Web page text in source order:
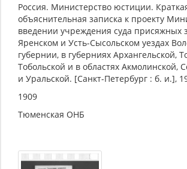
Россия. Министерство юстиции.
объяснительная записка к проекту
введении учреждения суда присяжных
Яренском и Усть-Сысольском уездах
губернии, в губерниях Архангельской,
Тобольской и в областях Акмолинской,
и Уральской. [Санкт-Петербург : б. и.],
1909
Тюменская ОНБ